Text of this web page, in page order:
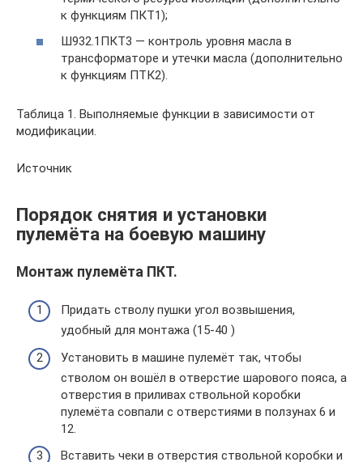
к функциям ПКТ1);
Ш932.1ПКТ3 — контроль уровня масла в
трансформаторе и утечки масла (дополнительно
к функциям ПТК2).
Таблица 1. Выполняемые функции в зависимости от
модификации.
Источник
Порядок снятия и установки
пулемёта на боевую машину
Монтаж пулемёта ПКТ.
Придать стволу пушки угол возвышения,
удобный для монтажа (15-40 )
Установить в машине пулемёт так, чтобы
стволом он вошёл в отверстие шарового пояса, а
отверстия в приливах ствольной коробки
пулемёта совпали с отверстиями в ползунах 6 и
12.
Вставить чеки в отверстия ствольной коробки и